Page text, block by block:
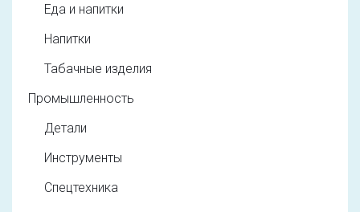
Еда и напитки
Напитки
Табачные изделия
Промышленность
Детали
Инструменты
Спецтехника